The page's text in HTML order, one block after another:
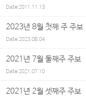
Date2011.11.13
2023년 8월 첫째 주 주보
Date2023.08.04
2021년 7월 둘째주 주보
Date2021.07.10
2021년 2월 셋째주 주보